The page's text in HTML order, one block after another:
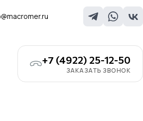
+7 (4922) 25-12-50
ЗАКАЗАТЬ ЗВОНОК